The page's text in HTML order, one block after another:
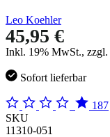
Leo Koehler
45,95 €
Inkl. 19% MwSt., zzgl.
Sofort lieferbar
187
SKU
11310-051